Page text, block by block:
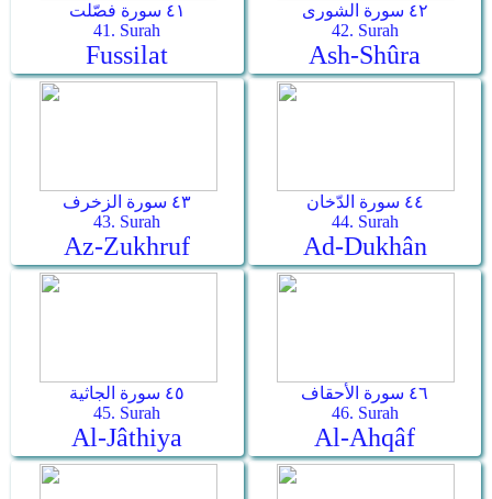
٤١ سورة فصّلت
41. Surah
Fussilat
٤٢ سورة الشورى
42. Surah
Ash-Shûra
٤٣ سورة الزخرف
43. Surah
Az-Zukhruf
٤٤ سورة الدّخان
44. Surah
Ad-Dukhân
٤٥ سورة الجاثية
45. Surah
Al-Jâthiya
٤٦ سورة الأحقاف
46. Surah
Al-Ahqâf